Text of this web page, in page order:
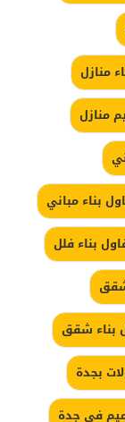
منازل
منازل
بناء مباني
بناء فلل
شقق
بناء شقق
بجدة
في جدة